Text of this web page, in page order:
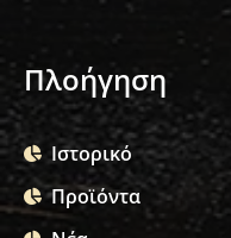
Πλοήγηση
Ιστορικό
Προϊόντα